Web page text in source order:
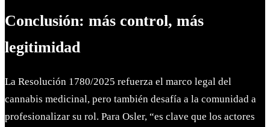
Conclusión: más control, más
legitimidad
La Resolución 1780/2025 refuerza el marco legal del
cannabis medicinal, pero también desafía a la comunidad a
profesionalizar su rol. Para Osler, “es clave que los actores